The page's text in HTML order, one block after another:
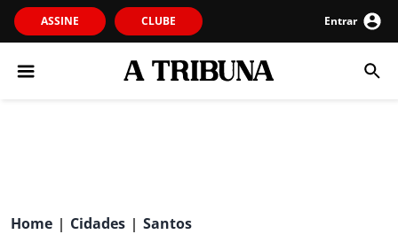
ASSINE CLUBE Entrar
Home | Cidades | Santos